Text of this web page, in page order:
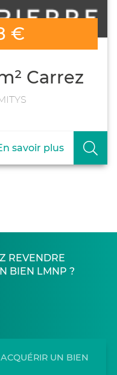
€
Carrez
savoir plus
REVENDRE
BIEN LMNP ?
ACQUÉRIR UN BIEN